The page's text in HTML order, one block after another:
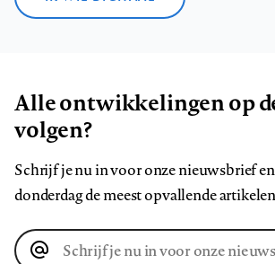
Alle ontwikkelingen op
volgen?
Schrijf je nu in voor onze nieuwsbrief
donderdag de meest opvallende
E-